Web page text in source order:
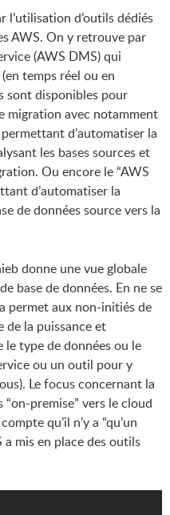
d’outils dédiés
AWS. On y retrouve par
(AWS DMS) qui
temps réel ou en
sont disponibles pour
migration avec notamment
d’automatiser la
les bases sources et
Ou encore le “AWS
d’automatiser la
de données source vers la
donne une vue globale
base de données. En ne se
permet aux non-initiés de
de la puissance et
le type de données ou le
ou un outil pour y
Le focus concernant la
“on-premise” vers le cloud
qu’il n’y a “qu’un
a mis en place des outils